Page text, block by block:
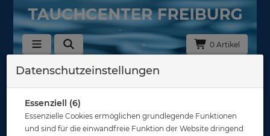
0 Artikel
Zurück
Datenschutzeinstellungen
Essenziell (6)
Essenzielle Cookies ermöglichen grundlegende Funktionen
und sind für die einwandfreie Funktion der Website dringend